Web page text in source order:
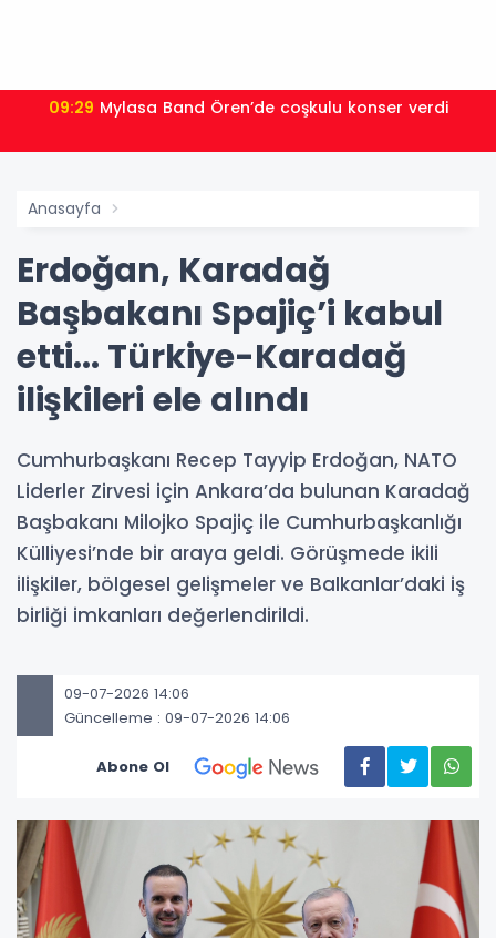
09:29 Mylasa Band Ören’de coşkulu konser verdi
Anasayfa
Erdoğan, Karadağ
Başbakanı Spajiç’i kabul
etti... Türkiye-Karadağ
ilişkileri ele alındı
Cumhurbaşkanı Recep Tayyip Erdoğan, NATO
Liderler Zirvesi için Ankara’da bulunan Karadağ
Başbakanı Milojko Spajiç ile Cumhurbaşkanlığı
Külliyesi’nde bir araya geldi. Görüşmede ikili
ilişkiler, bölgesel gelişmeler ve Balkanlar’daki iş
birliği imkanları değerlendirildi.
09-07-2026 14:06
Güncelleme : 09-07-2026 14:06
Abone Ol